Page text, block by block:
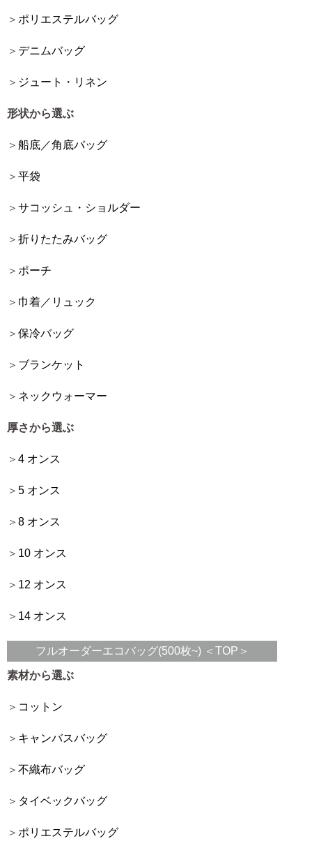
ポリエステルバッグ
デニムバッグ
ジュート・リネン
形状から選ぶ
船底／角底バッグ
平袋
サコッシュ・ショルダー
折りたたみバッグ
ポーチ
巾着／リュック
保冷バッグ
ブランケット
ネックウォーマー
厚さから選ぶ
4 オンス
5 オンス
8 オンス
10 オンス
12 オンス
14 オンス
フルオーダーエコバッグ(500枚~) ＜TOP＞
素材から選ぶ
コットン
キャンバスバッグ
不織布バッグ
タイベックバッグ
ポリエステルバッグ